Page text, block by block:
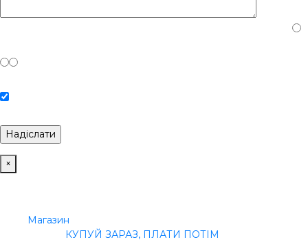
×
Магазин
КУПУЙ ЗАРАЗ, ПЛАТИ ПОТІМ